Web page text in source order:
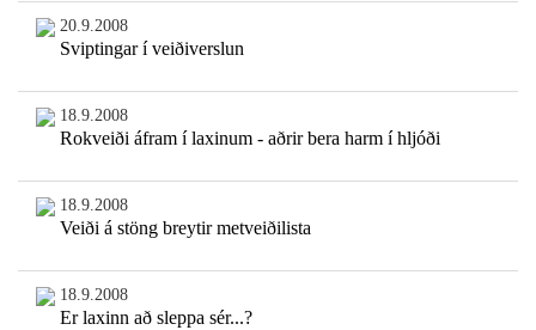
20.9.2008
Sviptingar í veiðiverslun
18.9.2008
Rokveiði áfram í laxinum - aðrir bera harm í hljóði
18.9.2008
Veiði á stöng breytir metveiðilista
18.9.2008
Er laxinn að sleppa sér...?